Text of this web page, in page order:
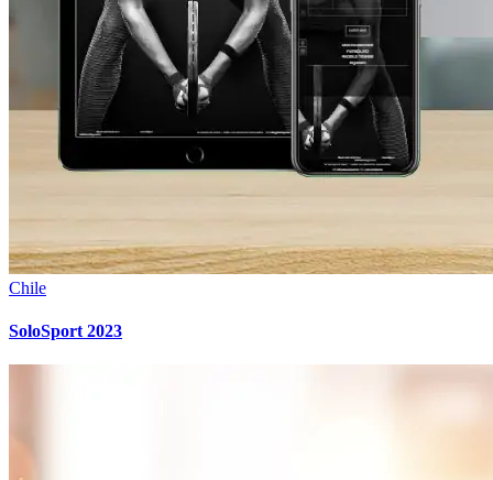
Chile
SoloSport 2023